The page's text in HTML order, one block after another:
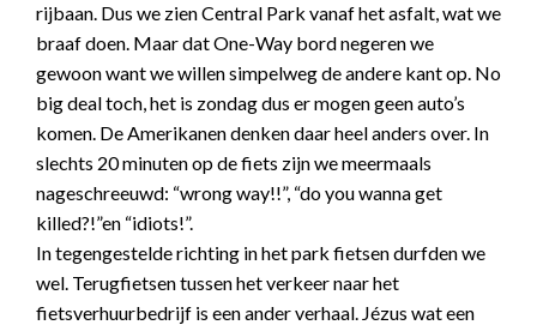
rijbaan. Dus we zien Central Park vanaf het asfalt, wat we
braaf doen. Maar dat One-Way bord negeren we
gewoon want we willen simpelweg de andere kant op. No
big deal toch, het is zondag dus er mogen geen auto’s
komen. De Amerikanen denken daar heel anders over. In
slechts 20 minuten op de fiets zijn we meermaals
nageschreeuwd: “wrong way!!”, “do you wanna get
killed?!”en “idiots!”.
In tegengestelde richting in het park fietsen durfden we
wel. Terugfietsen tussen het verkeer naar het
fietsverhuurbedrijf is een ander verhaal. Jézus wat een